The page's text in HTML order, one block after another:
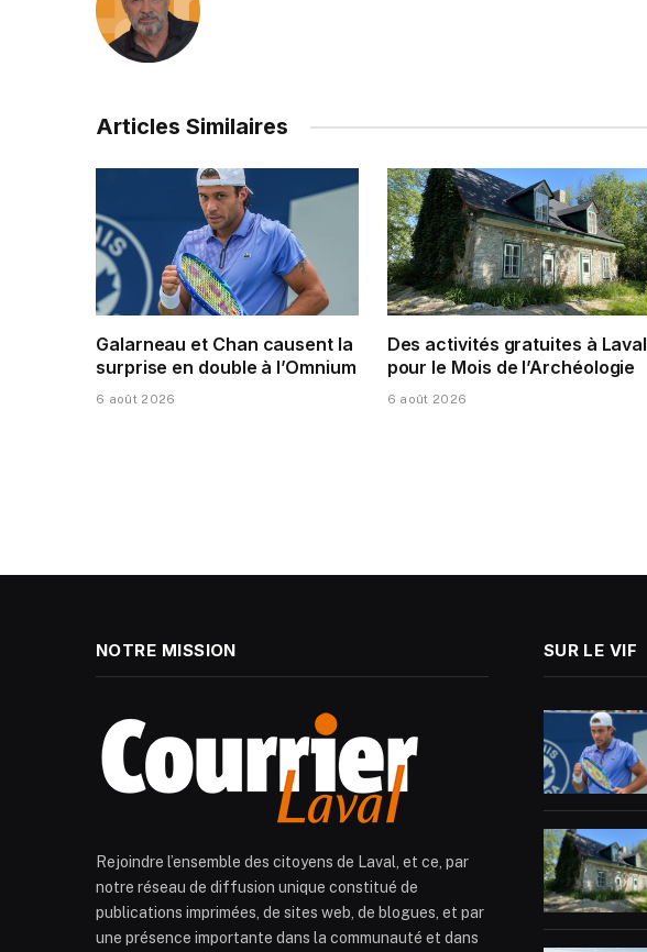
Articles Similaires
Galarneau et Chan causent la
surprise en double à l’Omnium
6 août 2026
Des activités gratuites à Laval
pour le Mois de l’Archéologie
6 août 2026
NOTRE MISSION
Rejoindre l’ensemble des citoyens de Laval, et ce, par
notre réseau de diffusion unique constitué de
publications imprimées, de sites web, de blogues, et par
une présence importante dans la communauté et dans
SUR LE VIF